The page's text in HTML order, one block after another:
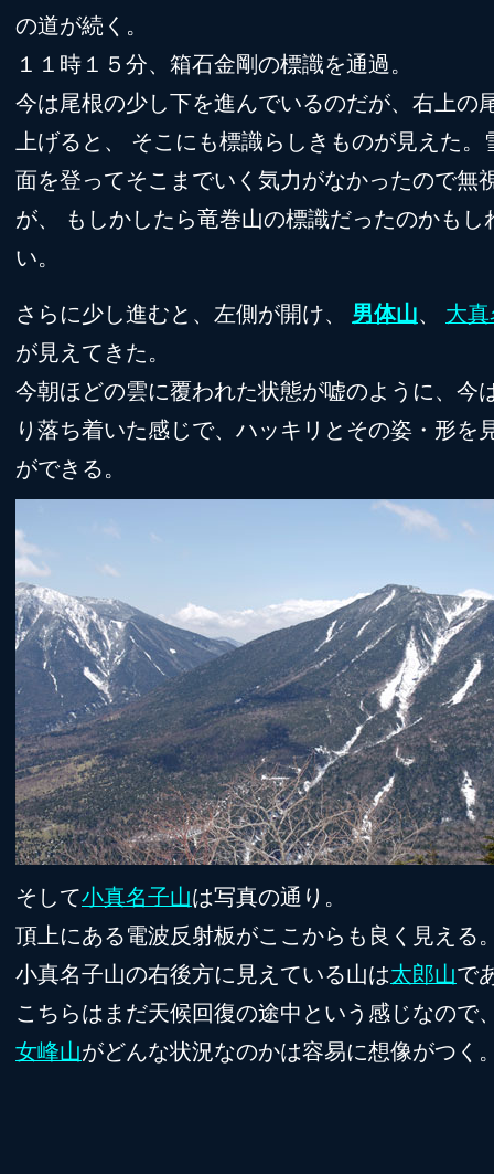
の道が続く。
１１時１５分、箱石金剛の標識を通過。
今は尾根の少し下を進んでいるのだが、右上の
上げると、 そこにも標識らしきものが見えた。
面を登ってそこまでいく気力がなかったので無
が、 もしかしたら竜巻山の標識だったのかもし
い。
さらに少し進むと、左側が開け、 男体山、 大
が見えてきた。
今朝ほどの雲に覆われた状態が嘘のように、今
り落ち着いた感じで、ハッキリとその姿・形を
ができる。
そして小真名子山は写真の通り。
頂上にある電波反射板がここからも良く見える
小真名子山の右後方に見えている山は太郎山で
こちらはまだ天候回復の途中という感じなので
女峰山がどんな状況なのかは容易に想像がつく